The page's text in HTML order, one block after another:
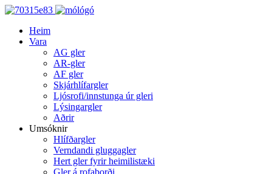
Heim
Vara
AG gler
AR-gler
AF gler
Skjárhlífargler
Ljósrofi/innstunga úr gleri
Lýsingargler
Aðrir
Umsóknir
Hlífðargler
Verndandi gluggagler
Hert gler fyrir heimilistæki
Gler á rofaborði